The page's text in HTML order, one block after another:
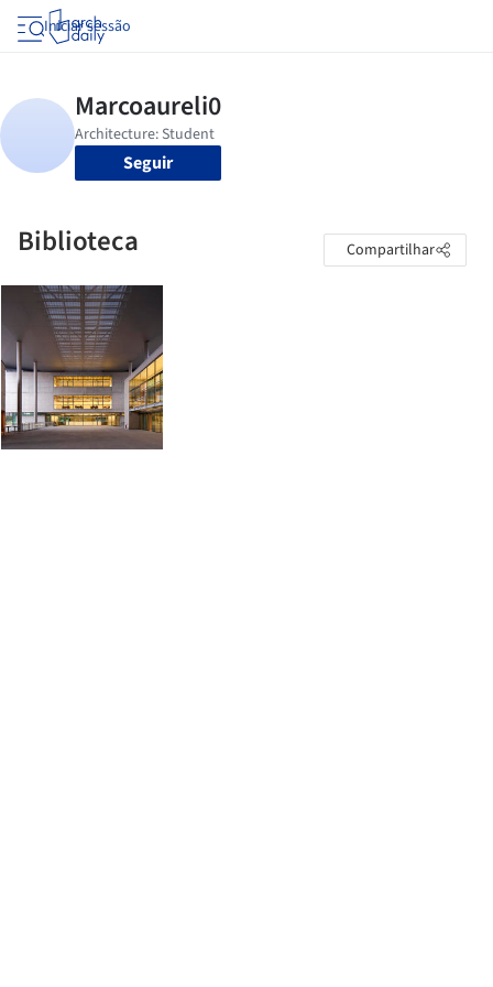
Iniciar sessão
Seguir
Biblioteca Compartilhar